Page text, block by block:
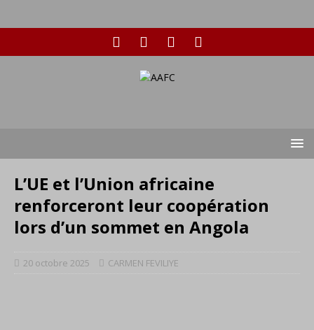
L’UE et l’Union africaine
renforceront leur coopération
lors d’un sommet en Angola
20 octobre 2025 CARMEN FEVILIYE